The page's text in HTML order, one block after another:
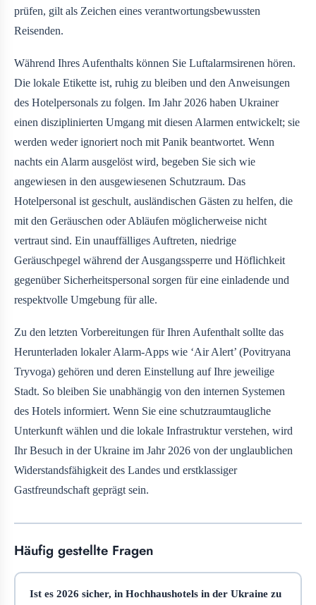
prüfen, gilt als Zeichen eines verantwortungsbewussten
Reisenden.
Während Ihres Aufenthalts können Sie Luftalarmsirenen hören.
Die lokale Etikette ist, ruhig zu bleiben und den Anweisungen
des Hotelpersonals zu folgen. Im Jahr 2026 haben Ukrainer
einen disziplinierten Umgang mit diesen Alarmen entwickelt; sie
werden weder ignoriert noch mit Panik beantwortet. Wenn
nachts ein Alarm ausgelöst wird, begeben Sie sich wie
angewiesen in den ausgewiesenen Schutzraum. Das
Hotelpersonal ist geschult, ausländischen Gästen zu helfen, die
mit den Geräuschen oder Abläufen möglicherweise nicht
vertraut sind. Ein unauffälliges Auftreten, niedrige
Geräuschpegel während der Ausgangssperre und Höflichkeit
gegenüber Sicherheitspersonal sorgen für eine einladende und
respektvolle Umgebung für alle.
Zu den letzten Vorbereitungen für Ihren Aufenthalt sollte das
Herunterladen lokaler Alarm-Apps wie ‘Air Alert’ (Povitryana
Tryvoga) gehören und deren Einstellung auf Ihre jeweilige
Stadt. So bleiben Sie unabhängig von den internen Systemen
des Hotels informiert. Wenn Sie eine schutzraumtaugliche
Unterkunft wählen und die lokale Infrastruktur verstehen, wird
Ihr Besuch in der Ukraine im Jahr 2026 von der unglaublichen
Widerstandsfähigkeit des Landes und erstklassiger
Gastfreundschaft geprägt sein.
Häufig gestellte Fragen
Ist es 2026 sicher, in Hochhaushotels in der Ukraine zu